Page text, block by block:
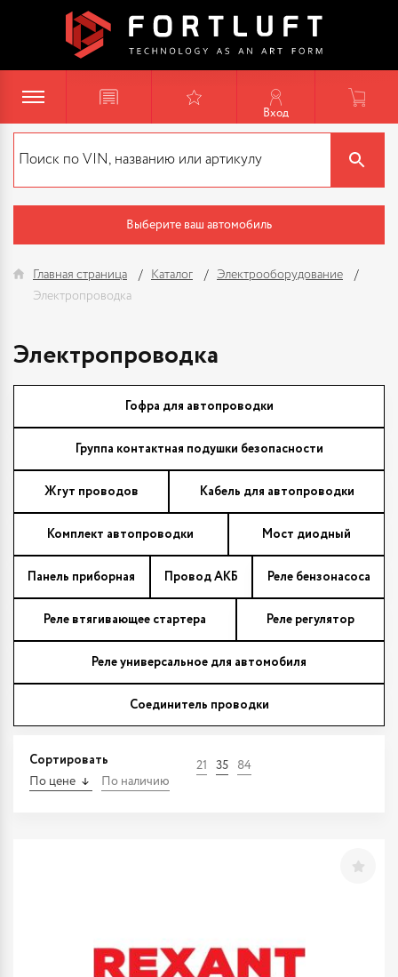
Вход
Выберите ваш автомобиль
Главная страница Каталог
Электрооборудование
Электропроводка
Электропроводка
Гофра для автопроводки
Группа контактная подушки безопасности
Жгут проводов Кабель для автопроводки
Комплект автопроводки Мост диодный
Панель приборная Провод АКБ Реле бензонасоса
Реле втягивающее стартера Реле регулятор
Реле универсальное для автомобиля
Соединитель проводки
Сортировать
По цене По наличию
21 35 84